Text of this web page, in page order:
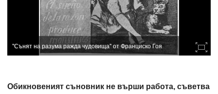
"Сънят на разума ражда чудовища" от Франциско Гоя
Обикновеният съновник не върши работа, съветва